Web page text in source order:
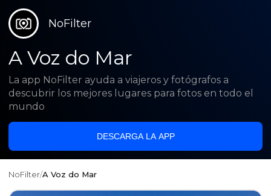
NoFilter
A Voz do Mar
La app NoFilter ayuda a viajeros y fotógrafos a
descubrir los mejores lugares para fotos en todo el
mundo
DESCARGA LA APP
NoFilter/A Voz do Mar